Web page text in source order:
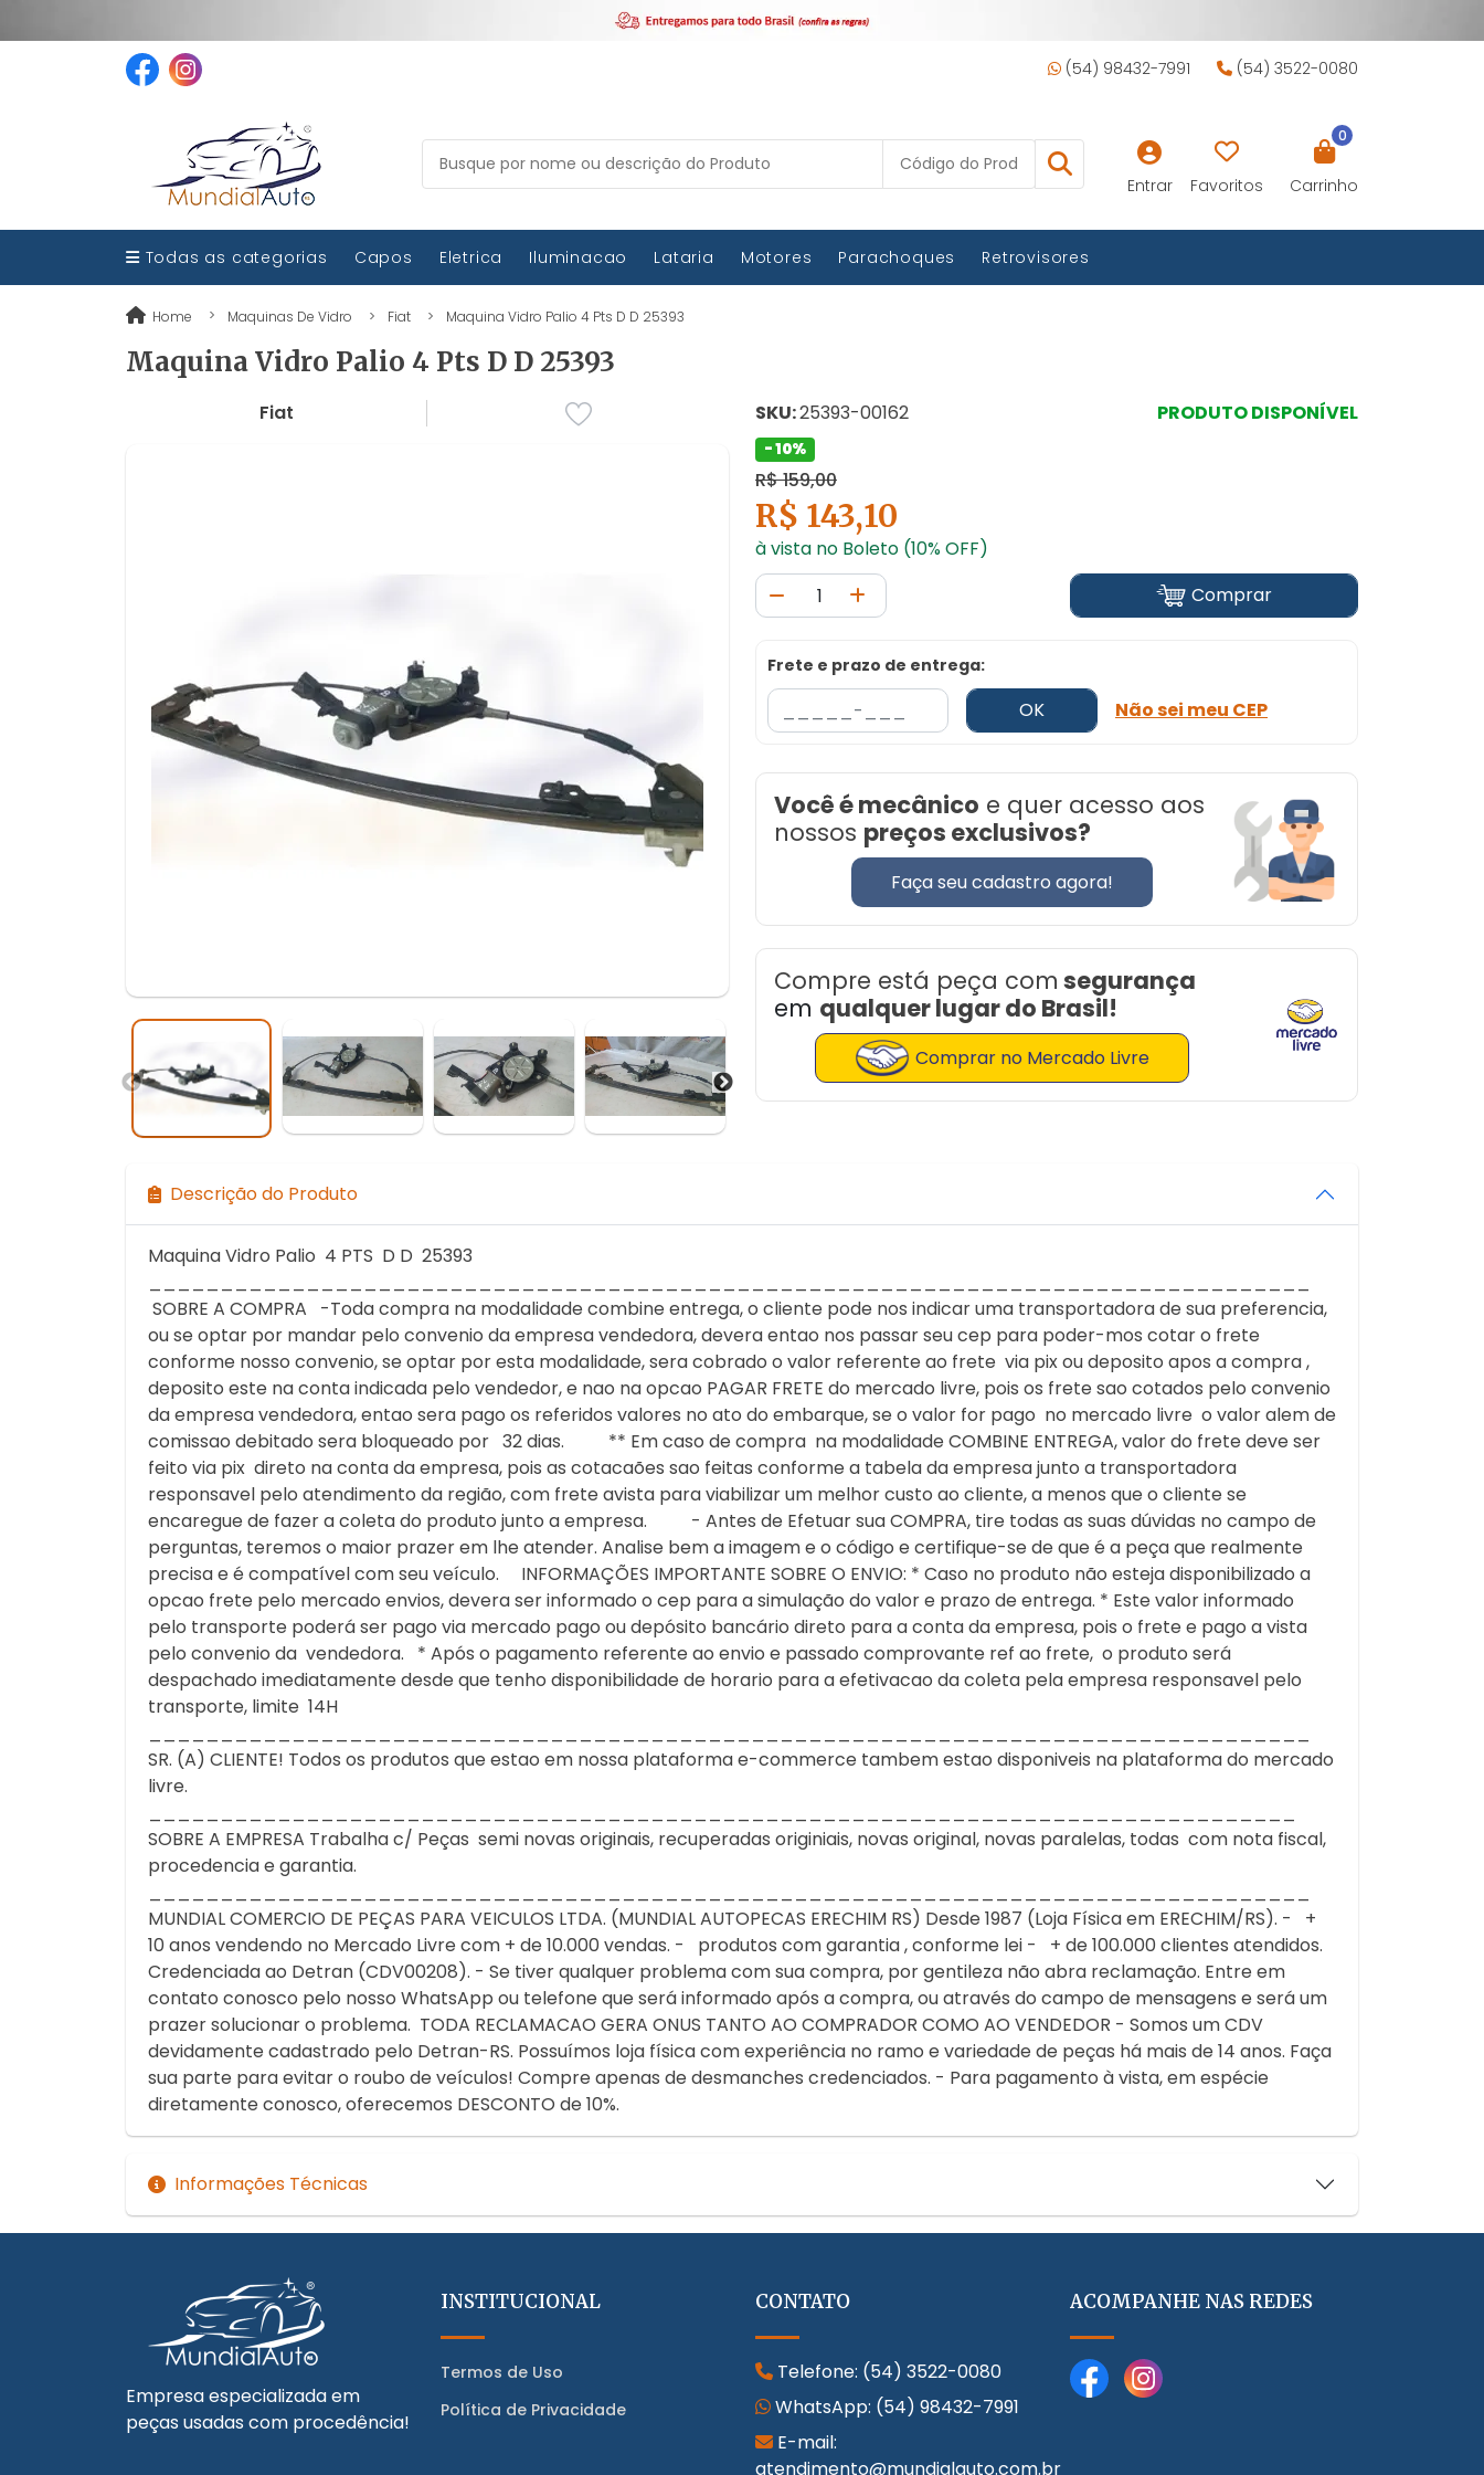
(54) 98432-7991 (54) 3522-0080
Entrar Favoritos
0
Carrinho
Todas as categorias Capos Eletrica Iluminacao Lataria Motores Parachoques Retrovisores
Home Maquinas De Vidro Fiat Maquina Vidro Palio 4 Pts D D 25393
Maquina Vidro Palio 4 Pts D D 25393
Fiat SKU:25393-00162 PRODUTO DISPONÍVEL
- 10%
R$ 159,00
R$ 143,10
à vista no Boleto (10% OFF)
Comprar
Frete e prazo de entrega:
OK Não sei meu CEP
Você é mecânico e quer acesso aos
nossos preços exclusivos?
Faça seu cadastro agora!
Compre está peça com segurança
em qualquer lugar do Brasil!
Comprar no Mercado Livre
Descrição do Produto
Maquina Vidro Palio 4 PTS D D 25393
SOBRE A COMPRA -Toda compra na modalidade combine entrega, o cliente pode nos indicar uma transportadora de sua preferencia,
ou se optar por mandar pelo convenio da empresa vendedora, devera entao nos passar seu cep para poder-mos cotar o frete
conforme nosso convenio, se optar por esta modalidade, sera cobrado o valor referente ao frete via pix ou deposito apos a compra ,
deposito este na conta indicada pelo vendedor, e nao na opcao PAGAR FRETE do mercado livre, pois os frete sao cotados pelo convenio
da empresa vendedora, entao sera pago os referidos valores no ato do embarque, se o valor for pago no mercado livre o valor alem de
comissao debitado sera bloqueado por 32 dias. ** Em caso de compra na modalidade COMBINE ENTREGA, valor do frete deve ser
feito via pix direto na conta da empresa, pois as cotacaões sao feitas conforme a tabela da empresa junto a transportadora
responsavel pelo atendimento da região, com frete avista para viabilizar um melhor custo ao cliente, a menos que o cliente se
encaregue de fazer a coleta do produto junto a empresa. - Antes de Efetuar sua COMPRA, tire todas as suas dúvidas no campo de
perguntas, teremos o maior prazer em lhe atender. Analise bem a imagem e o código e certifique-se de que é a peça que realmente
precisa e é compatível com seu veículo. INFORMAÇÕES IMPORTANTE SOBRE O ENVIO: * Caso no produto não esteja disponibilizado a
opcao frete pelo mercado envios, devera ser informado o cep para a simulação do valor e prazo de entrega. * Este valor informado
pelo transporte poderá ser pago via mercado pago ou depósito bancário direto para a conta da empresa, pois o frete e pago a vista
pelo convenio da vendedora. * Após o pagamento referente ao envio e passado comprovante ref ao frete, o produto será
despachado imediatamente desde que tenho disponibilidade de horario para a efetivacao da coleta pela empresa responsavel pelo
transporte, limite 14H
SR. (A) CLIENTE! Todos os produtos que estao em nossa plataforma e-commerce tambem estao disponiveis na plataforma do mercado
livre.
SOBRE A EMPRESA Trabalha c/ Peças semi novas originais, recuperadas originiais, novas original, novas paralelas, todas com nota fiscal,
procedencia e garantia.
MUNDIAL COMERCIO DE PEÇAS PARA VEICULOS LTDA. (MUNDIAL AUTOPECAS ERECHIM RS) Desde 1987 (Loja Física em ERECHIM/RS). - +
10 anos vendendo no Mercado Livre com + de 10.000 vendas. - produtos com garantia , conforme lei - + de 100.000 clientes atendidos.
Credenciada ao Detran (CDV00208). - Se tiver qualquer problema com sua compra, por gentileza não abra reclamação. Entre em
contato conosco pelo nosso WhatsApp ou telefone que será informado após a compra, ou através do campo de mensagens e será um
prazer solucionar o problema. TODA RECLAMACAO GERA ONUS TANTO AO COMPRADOR COMO AO VENDEDOR - Somos um CDV
devidamente cadastrado pelo Detran-RS. Possuímos loja física com experiência no ramo e variedade de peças há mais de 14 anos. Faça
sua parte para evitar o roubo de veículos! Compre apenas de desmanches credenciados. - Para pagamento à vista, em espécie
diretamente conosco, oferecemos DESCONTO de 10%.
Informações Técnicas
Empresa especializada em
peças usadas com procedência!
INSTITUCIONAL
Termos de Uso
Política de Privacidade
CONTATO
Telefone: (54) 3522-0080
WhatsApp: (54) 98432-7991
E-mail:
atendimento@mundialauto.com.br
ACOMPANHE NAS REDES